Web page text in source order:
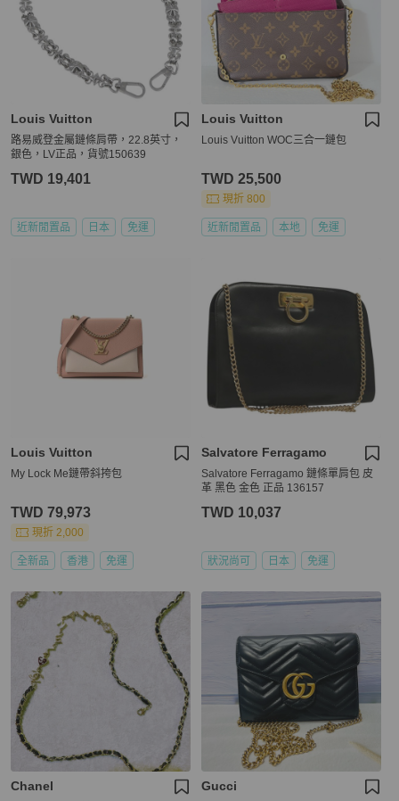
Louis Vuitton
路易威登金屬鏈條肩帶，22.8英寸，
銀色，LV正品，貨號150639
TWD 19,401
近新閒置品 日本 免運
Louis Vuitton
Louis Vuitton WOC三合一鏈包
TWD 25,500
現折 800
近新閒置品 本地 免運
Louis Vuitton
My Lock Me鏈帶斜挎包
TWD 79,973
現折 2,000
全新品 香港 免運
Salvatore Ferragamo
Salvatore Ferragamo 鏈條單肩包 皮
革 黑色 金色 正品 136157
TWD 10,037
狀況尚可 日本 免運
Chanel Gucci